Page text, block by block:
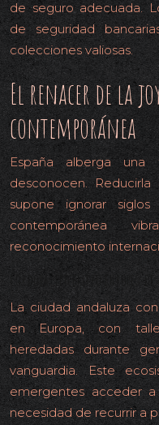
de seguro adecuada.
de seguridad
colecciones valiosas.
El renacer de la
contemporánea
España alberga una
desconocen.
supone ignorar
contemporánea
reconocimiento
Córdoba: epicentro europeo
La ciudad andaluza
en Europa, con
heredadas durante
vanguardia. Este
emergentes acceder
necesidad de recurrir a